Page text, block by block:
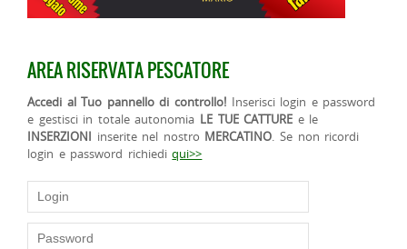
AREA RISERVATA PESCATORE
Accedi al Tuo pannello di controllo! Inserisci login e password
e gestisci in totale autonomia LE TUE CATTURE e le
INSERZIONI inserite nel nostro MERCATINO. Se non ricordi
login e password richiediqui>>